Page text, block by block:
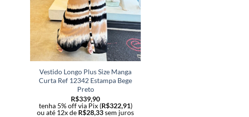
Vestido Longo Plus Size Manga
Curta Ref 12342 Estampa Bege
Preto
R$339,90
tenha 5% off via Pix (R$322,91)
ou até 12x de R$28,33sem juros